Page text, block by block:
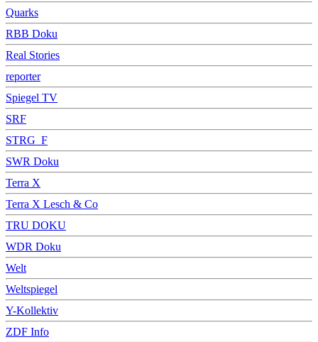
Quarks
RBB Doku
Real Stories
reporter
Spiegel TV
SRF
STRG_F
SWR Doku
Terra X
Terra X Lesch & Co
TRU DOKU
WDR Doku
Welt
Weltspiegel
Y-Kollektiv
ZDF Info